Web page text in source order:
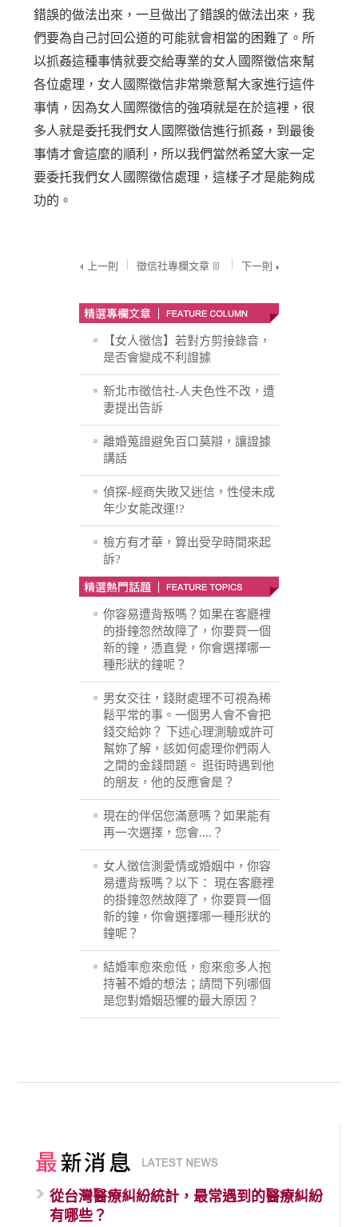
錯誤的做法出來，一旦做出了錯誤的做法出來，我
們要為自己討回公道的可能就會相當的困難了。所
以抓姦這種事情就要交給專業的女人國際徵信來幫
各位處理，女人國際徵信非常樂意幫大家進行這件
事情，因為女人國際徵信的強項就是在於這裡，很
多人就是委托我們女人國際徵信進行抓姦，到最後
事情才會這麼的順利，所以我們當然希望大家一定
要委托我們女人國際徵信處理，這樣子才是能夠成
功的。
上一則 徵信社專欄文章 下一則
【女人徵信】若對方剪接錄音，
是否會變成不利證據
新北市徵信社-人夫色性不改，遭
妻提出告訴
離婚蒐證避免百口莫辯，讓證據
講話
偵探-經商失敗又迷信，性侵未成
年少女能改運!?
檢方有才華，算出受孕時間來起
訴?
你容易遭背叛嗎？如果在客廳裡
的掛鐘忽然故障了，你要買一個
新的鐘，憑直覺，你會選擇哪一
種形狀的鐘呢？
男女交往，錢財處理不可視為稀
鬆平常的事。一個男人會不會把
錢交給妳？ 下述心理測驗或許可
幫妳了解，該如何處理你們兩人
之間的金錢問題。 逛街時遇到他
的朋友，他的反應會是？
現在的伴侶您滿意嗎？如果能有
再一次選擇，您會....？
女人徵信測愛情或婚姻中，你容
易遭背叛嗎？以下： 現在客廳裡
的掛鐘忽然故障了，你要買一個
新的鐘，你會選擇哪一種形狀的
鐘呢？
結婚率愈來愈低，愈來愈多人抱
持著不婚的想法；請問下列哪個
是您對婚姻恐懼的最大原因？
從台灣醫療糾紛統計，最常遇到的醫療糾紛
有哪些？